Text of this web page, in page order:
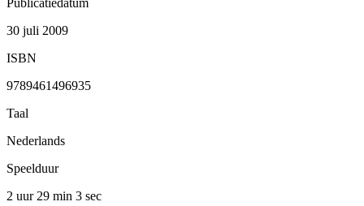
30 juli 2009
ISBN
9789461496935
Taal
Nederlands
Speelduur
2 uur 29 min 3 sec